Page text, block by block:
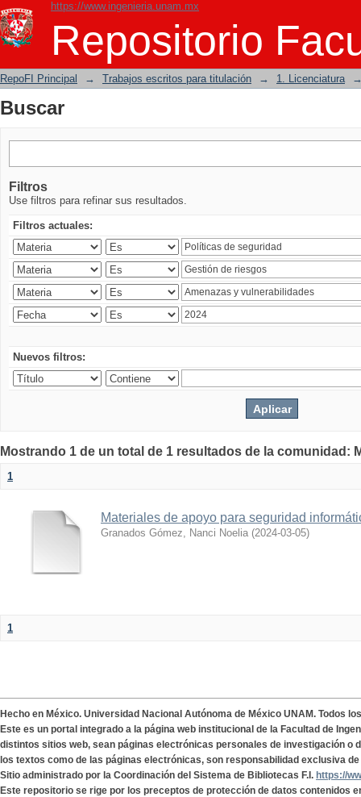
https://www.ingenieria.unam.mx
Repositorio
Buscar
RepoFI Principal → Trabajos escritos para titulación → 1. Licenciatura
Buscar
Filtros
Use filtros para refinar sus resultados.
Filtros actuales:
Nuevos filtros:
Mostrando 1 de un total de 1 resultados de la comunidad:
1
Materiales de apoyo para seguridad
Granados Gómez, Nanci Noelia (2024-03-05)
1
Hecho en México. Universidad Nacional Autónoma de México UNAM. Todos
Este es un portal integrado a la página web institucional de la Facultad de
distintos sitios web, sean páginas electrónicas personales de investigación o
los textos como de las páginas electrónicas, son responsabilidad exclusiva
Sitio administrado por la Coordinación del Sistema de Bibliotecas F.I. https://
Este repositorio se rige por los preceptos de protección de datos contenidos